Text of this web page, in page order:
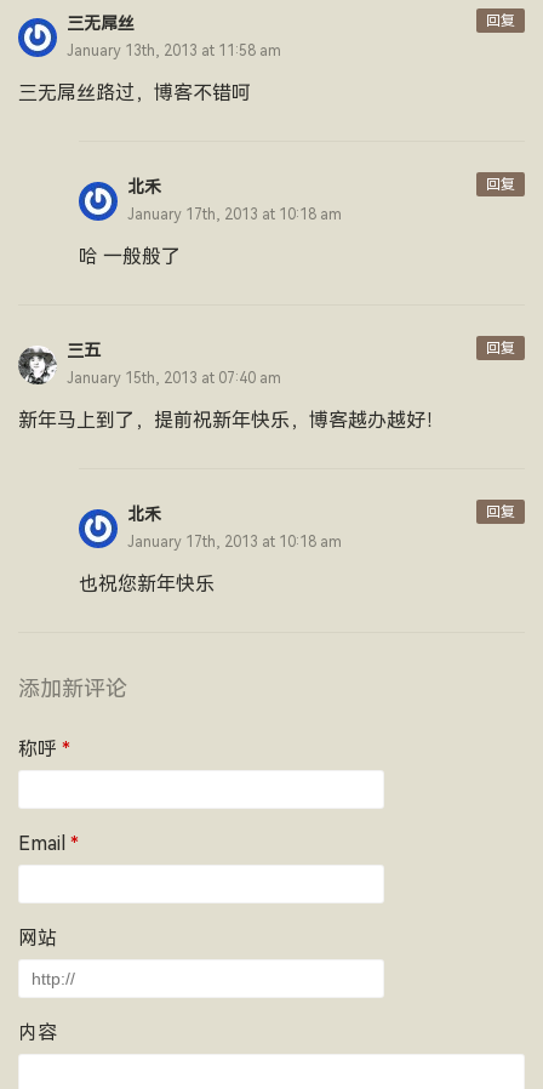
三无屌丝
January 13th, 2013 at 11:58 am
三无屌丝路过，博客不错呵
回复
北禾
January 17th, 2013 at 10:18 am
哈 一般般了
回复
三五
January 15th, 2013 at 07:40 am
新年马上到了，提前祝新年快乐，博客越办越好！
回复
北禾
January 17th, 2013 at 10:18 am
也祝您新年快乐
回复
添加新评论
称呼 *
Email *
网站
内容